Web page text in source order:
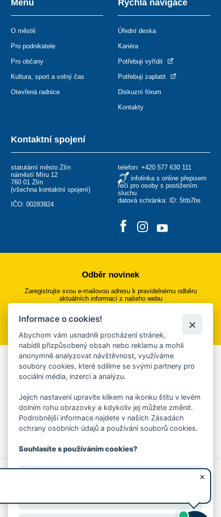
Kontaktní spojení
statutární město Zlín
náměstí Míru 12
760 01 Zlín
(všechna kontaktní spojení)
IČO: 00283924
telefon: +420 577 630 111
infolinka s online přepisem
řeči pro osoby s postižením
sluchu
datová schránka: ID: 5ttb7bs
Menu
O městě
Pro podnikatele
Pro občany
Kultura, sport a volný čas
Otevřená radnice
Rychlá navigace
Úřední deska
Kariéra
Potřebuji vyřídit
Potřebuji zaplatit
Diskuzní fórum
Kontakty
Odběr novinek
Zaregistrujte svou e-mailovou adresu k pravidelnému odběru
aktuálních informací z našeho webu
Přihlásit se k odběru
Aplikace Mobilní rozhlas
Chcete dostávat do svého mobilu či mailu upozornění na
ankety, pozvánky na kulturní a sportovní akce?
Více informací o aplikaci
© 2026 Magistrát města Zlína
Prohlášení o používání cookies
Informace o cookies!
Abychom vám usnadnili procházení stránek,
nabídli přizpůsobený obsah nebo reklamu a mohli
anonymně analyzovat návštěvnost, využíváme
soubory cookies, které sdílíme se svými partnery pro
sociální média, inzerci a analýzu.
Jejich nastavení upravíte klikem na ikonku štítu v levém
dolním rohu obrazovky a kdykoliv jej můžete změnit.
Podrobnější informace najdete v našich Zásadách
ochrany osobních údajů a používání souborů cookies.
Souhlasíte s používáním cookies?